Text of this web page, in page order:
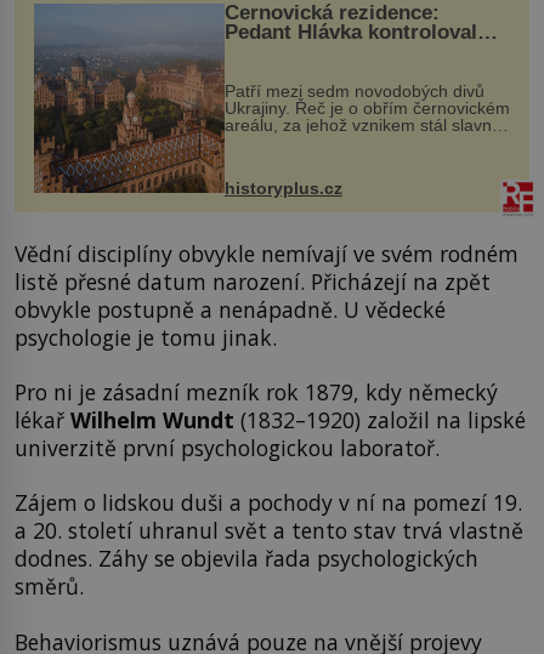
Černovická rezidence:
Pedant Hlávka kontroloval
Patří mezi sedm novodobých divů
Ukrajiny. Řeč je o obřím černovickém
areálu, za jehož vznikem stál slavný
český architekt Josef Hlávka. Ten si
na něm dal mimořádně záležet. Jeho
stavební plány by při ...
historyplus.cz
Vědní disciplíny obvykle nemívají ve svém rodném
listě přesné datum narození. Přicházejí na zpět
obvykle postupně a nenápadně. U vědecké
psychologie je tomu jinak.
Pro ni je zásadní mezník rok 1879, kdy německý
lékař Wilhelm Wundt (1832–1920) založil na lipské
univerzitě první psychologickou laboratoř.
Zájem o lidskou duši a pochody v ní na pomezí 19.
a 20. století uhranul svět a tento stav trvá vlastně
dodnes. Záhy se objevila řada psychologických
směrů.
Behaviorismus uznává pouze na vnější projevy